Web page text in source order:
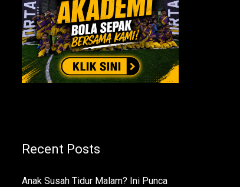
:
Recent Posts
Anak Susah Tidur Malam? Ini Punca